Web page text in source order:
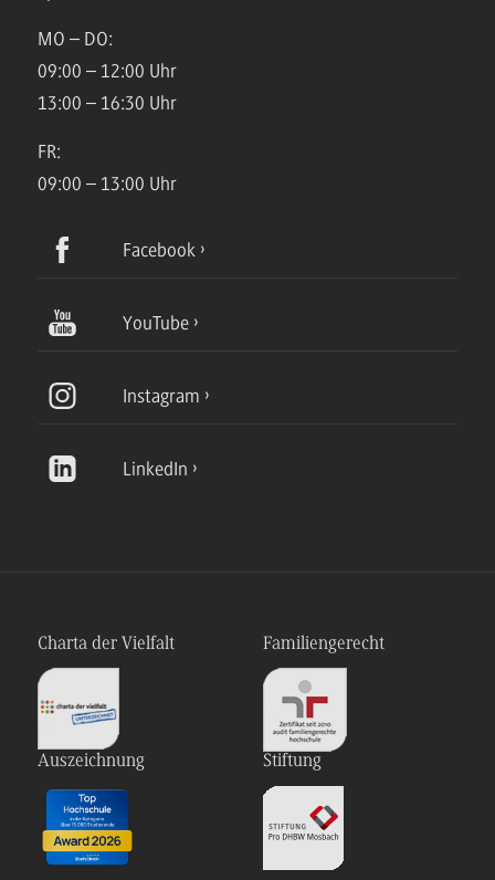
MO – DO:
09:00 – 12:00 Uhr
13:00 – 16:30 Uhr
FR:
09:00 – 13:00 Uhr
Facebook
YouTube
Instagram
LinkedIn
Charta der Vielfalt Familiengerecht
Auszeichnung Stiftung